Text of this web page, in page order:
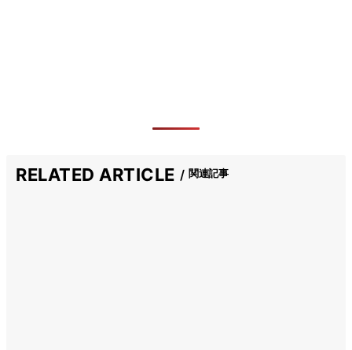
RELATED ARTICLE 関連記事